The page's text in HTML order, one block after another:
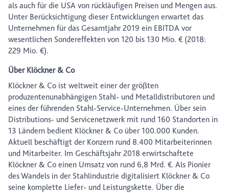
als auch für die USA von rückläufigen Preisen und Mengen aus.
Unter Berücksichtigung dieser Entwicklungen erwartet das
Unternehmen für das Gesamtjahr 2019 ein EBITDA vor
wesentlichen Sondereffekten von 120 bis 130 Mio. € (2018:
229 Mio. €).
Über Klöckner & Co
Klöckner & Co ist weltweit einer der größten
produzentenunabhängigen Stahl- und Metalldistributoren und
eines der führenden Stahl-Service-Unternehmen. Über sein
Distributions- und Servicenetzwerk mit rund 160 Standorten in
13 Ländern bedient Klöckner & Co über 100.000 Kunden.
Aktuell beschäftigt der Konzern rund 8.400 Mitarbeiterinnen
und Mitarbeiter. Im Geschäftsjahr 2018 erwirtschaftete
Klöckner & Co einen Umsatz von rund 6,8 Mrd. €. Als Pionier
des Wandels in der Stahlindustrie digitalisiert Klöckner & Co
seine komplette Liefer- und Leistungskette. Über die